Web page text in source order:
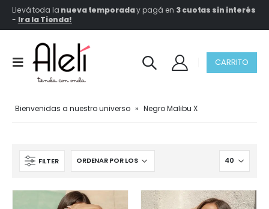
Llevá toda la nueva temporaday pagá en 3 cuotas sin interés
- Ir a la Tienda!
CARRITO
Bienvenidas a nuestro universo » Negro Malibu X
FILTER